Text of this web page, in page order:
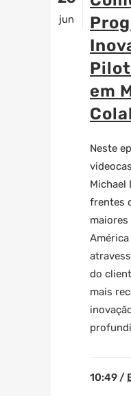
jun
em
Neste
Michael
frentes
maiores
do
mais
10:49 /